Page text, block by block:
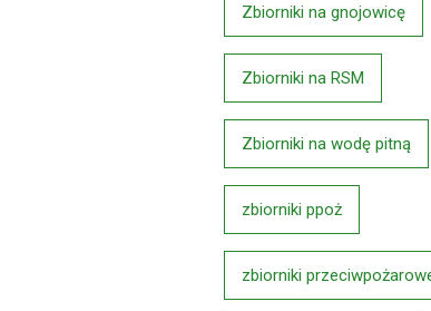
Zbiorniki na gnojowicę
Zbiorniki na RSM
Zbiorniki na wodę pitną
zbiorniki ppoż
zbiorniki